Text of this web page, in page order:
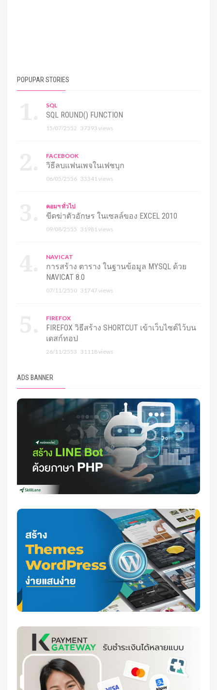
POPUPAR STORIES
SQL
SQL ROUND() FUNCTION
15/07/2552 37393 views
FACEBOOK
วิธีลบแฟนเพจในเฟชบุก
06/05/2556 33341 views
คอมฯ ทั่วไป
ขีดฆ่าตัวอักษร ในเซลล์ของ EXCEL 2010
09/08/2555 31981 views
NAVICAT
การสร้าง ตาราง ในฐานข้อมูล MYSQL ด้วย
NAVICAT 8.0
07/11/2550 31747 views
FIREFOX
FIREFOX วิธีสร้าง SHORTCUT เข้าเว็บไซต์ไว้บน
เดสก์ทอป
26/11/2553 31118 views
ADS BANNER